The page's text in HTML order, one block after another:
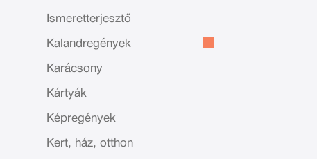
Ismeretterjesztő
Kalandregények
Karácsony
Kártyák
Képregények
Kert, ház, otthon